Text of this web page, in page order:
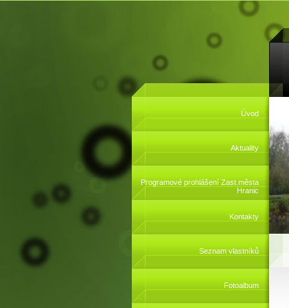
Úvod
Aktuality
Programové prohlášení Zast.města
Hranic
Kontakty
Seznam vlastníků
Fotoalbum